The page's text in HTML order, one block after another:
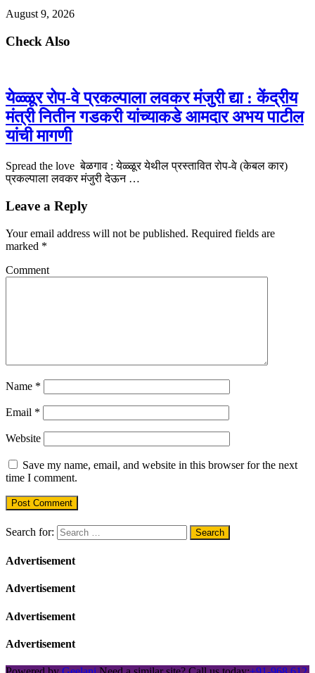
August 9, 2026
Check Also
येळ्ळूर रोप-वे प्रकल्पाला लवकर मंजुरी द्या : केंद्रीय
मंत्री नितीन गडकरी यांच्याकडे आमदार अभय पाटील
यांची मागणी
Spread the love बेळगाव : येळ्ळूर येथील प्रस्तावित रोप-वे (केबल कार)
प्रकल्पाला लवकर मंजुरी देऊन …
Leave a Reply
Your email address will not be published. Required fields are
marked *
Comment
Name *
Email *
Website
Save my name, email, and website in this browser for the next
time I comment.
Search for:
Advertisement
Advertisement
Advertisement
Advertisement